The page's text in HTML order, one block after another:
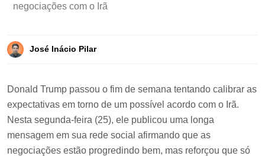
negociações com o Irã
José Inácio Pilar
Donald Trump passou o fim de semana tentando calibrar as
expectativas em torno de um possível acordo com o Irã.
Nesta segunda-feira (25), ele publicou uma longa
mensagem em sua rede social afirmando que as
negociações estão progredindo bem, mas reforçou que só